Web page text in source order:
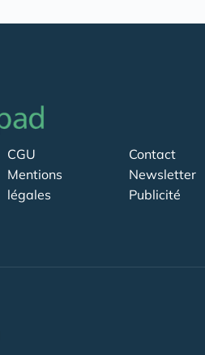
CGU
Mentions
légales
Contact
Newsletter
Publicité